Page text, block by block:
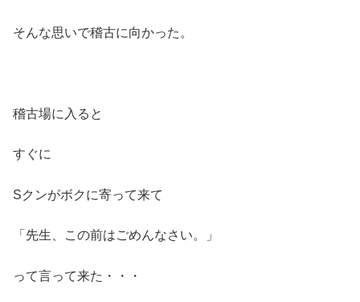
そんな思いで稽古に向かった。
稽古場に入ると
すぐに
Sクンがボクに寄って来て
「先生、この前はごめんなさい。」
って言って来た・・・